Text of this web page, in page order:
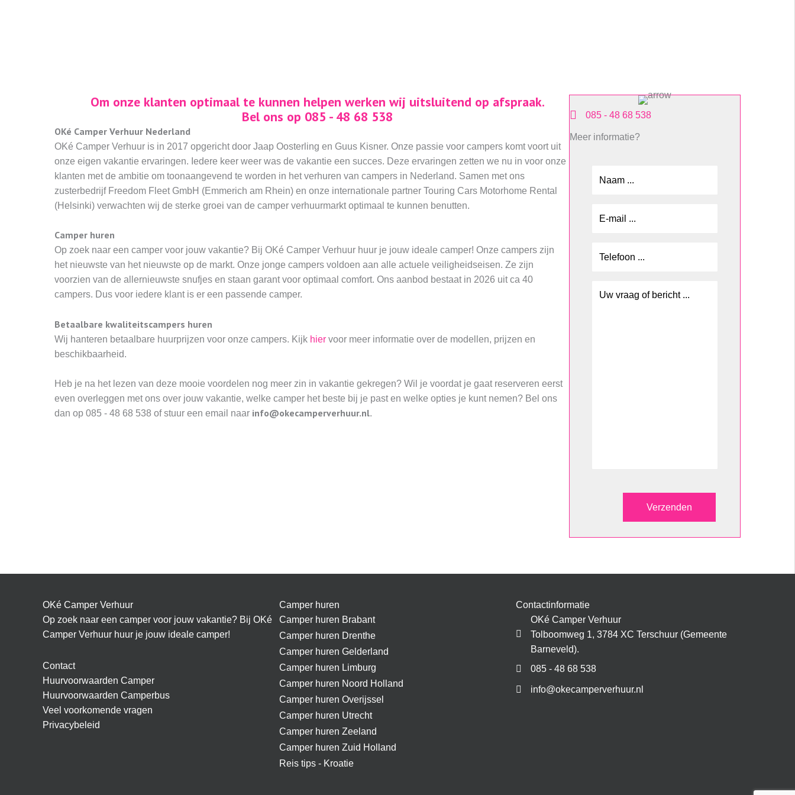
Om onze klanten optimaal te kunnen helpen werken wij uitsluitend op afspraak.
Bel ons op 085 - 48 68 538
OKé Camper Verhuur Nederland
OKé Camper Verhuur is in 2017 opgericht door Jaap Oosterling en Guus Kisner. Onze passie voor campers komt voort uit
onze eigen vakantie ervaringen. Iedere keer weer was de vakantie een succes. Deze ervaringen zetten we nu in voor onze
klanten met de ambitie om toonaangevend te worden in het verhuren van campers in Nederland. Samen met ons
zusterbedrijf Freedom Fleet GmbH (Emmerich am Rhein) en onze internationale partner Touring Cars Motorhome Rental
(Helsinki) verwachten wij de sterke groei van de camper verhuurmarkt optimaal te kunnen benutten.
Camper huren
Op zoek naar een camper voor jouw vakantie? Bij OKé Camper Verhuur huur je jouw ideale camper! Onze campers zijn
het nieuwste van het nieuwste op de markt. Onze jonge campers voldoen aan alle actuele veiligheidseisen. Ze zijn
voorzien van de allernieuwste snufjes en staan garant voor optimaal comfort. Ons aanbod bestaat in 2026 uit ca 40
campers. Dus voor iedere klant is er een passende camper.
Betaalbare kwaliteitscampers huren
Wij hanteren betaalbare huurprijzen voor onze campers. Kijk hiervoor meer informatie over de modellen, prijzen en
beschikbaarheid.
Heb je na het lezen van deze mooie voordelen nog meer zin in vakantie gekregen? Wil je voordat je gaat reserveren eerst
even overleggen met ons over jouw vakantie, welke camper het beste bij je past en welke opties je kunt nemen? Bel ons
dan op 085 - 48 68 538 of stuur een email naarinfo@okecamperverhuur.nl.
085 - 48 68 538
Meer informatie?
OKé Camper Verhuur
Op zoek naar een camper voor jouw vakantie? Bij OKé
Camper Verhuur huur je jouw ideale camper!
Contact
Huurvoorwaarden Camper
Huurvoorwaarden Camperbus
Veel voorkomende vragen
Privacybeleid
Camper huren
Camper huren Brabant
Camper huren Drenthe
Camper huren Gelderland
Camper huren Limburg
Camper huren Noord Holland
Camper huren Overijssel
Camper huren Utrecht
Camper huren Zeeland
Camper huren Zuid Holland
Reis tips - Kroatie
Contactinformatie
OKé Camper Verhuur
Tolboomweg 1, 3784 XC Terschuur (Gemeente
Barneveld).
085 - 48 68 538
info@okecamperverhuur.nl